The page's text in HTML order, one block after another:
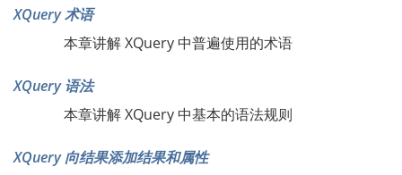
XQuery 术语
本章讲解 XQuery 中普遍使用的术语
XQuery 语法
本章讲解 XQuery 中基本的语法规则
XQuery 向结果添加结果和属性